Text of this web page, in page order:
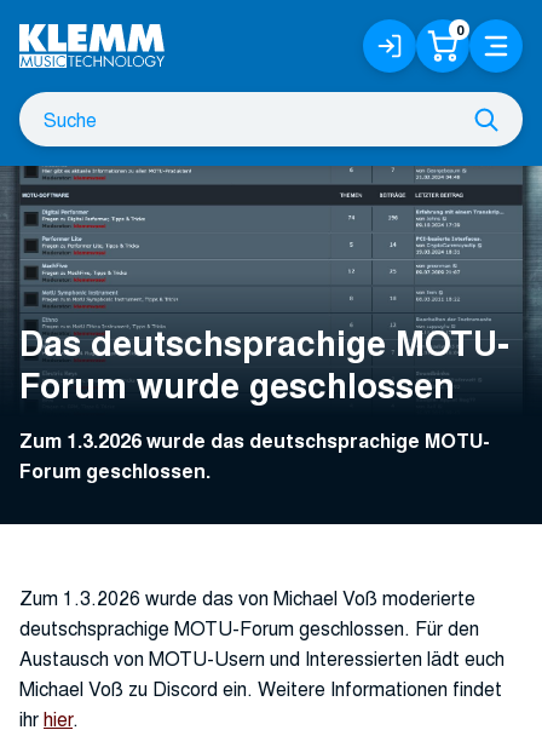
Hauptinhalt
Suche
nach
Anmelden
/
Registrieren
0 Menü
Das deutschsprachige MOTU-
Forum wurde geschlossen
Zum 1.3.2026 wurde das deutschsprachige MOTU-
Forum geschlossen.
Zum 1.3.2026 wurde das von Michael Voß moderierte
deutschsprachige MOTU-Forum geschlossen. Für den
Austausch von MOTU-Usern und Interessierten lädt euch
Michael Voß zu Discord ein. Weitere Informationen findet
ihrhier.